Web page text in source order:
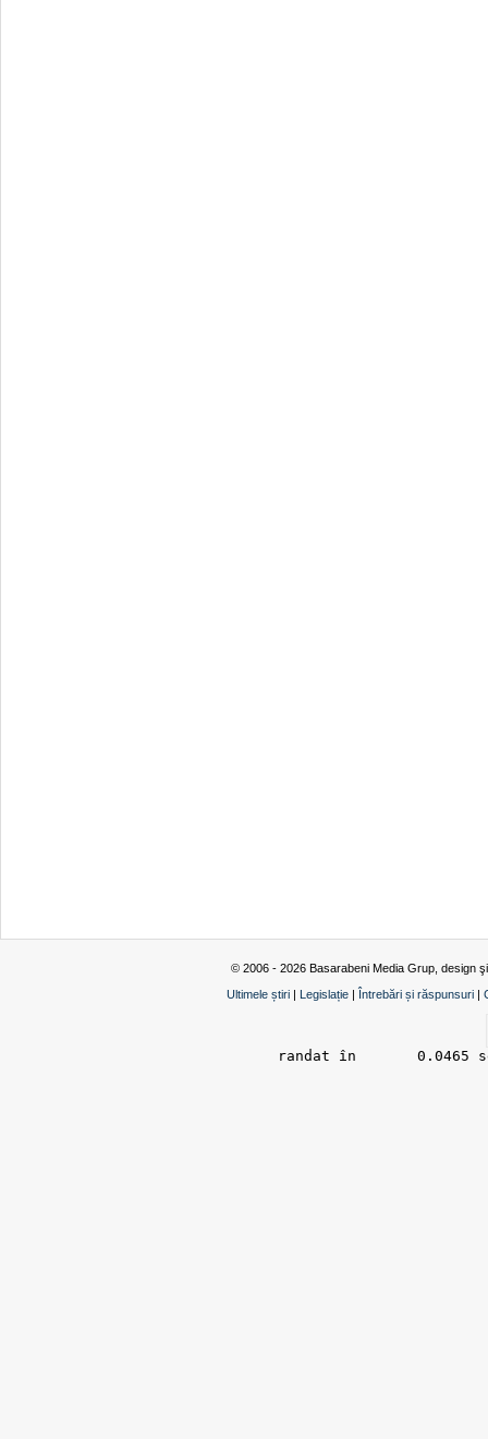
© 2006 - 2026 Basarabeni Media Grup, design
Ultimele știri | Legislație | Întrebări și răspunsuri |
randat în